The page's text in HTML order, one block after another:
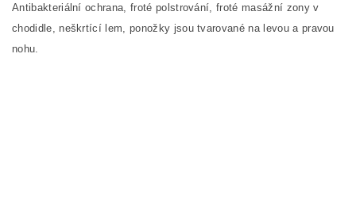
Antibakteriální ochrana, froté polstrování, froté masážní zony v
chodidle, neškrtící lem, ponožky jsou tvarované na levou a pravou
nohu.